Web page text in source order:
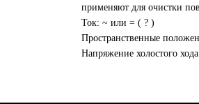
применяют для очистки
Ток: ~ или = ( ? )
Пространственные
Напряжение холостого